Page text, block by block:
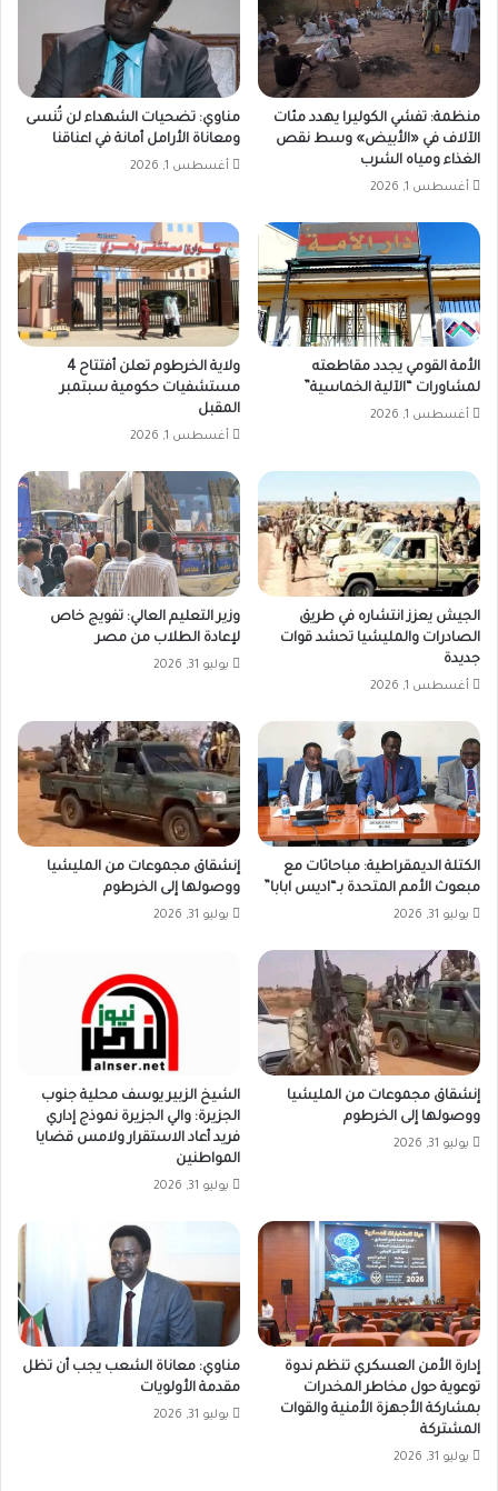
منظمة: تفشي الكوليرا يهدد مئات
الآلاف في «الأبيض» وسط نقص
الغذاء ومياه الشرب
أغسطس 1, 2026
مناوي: تضحيات الشهداء لن تُنسى
ومعاناة الأرامل أمانة في اعناقنا
أغسطس 1, 2026
الأمة القومي يجدد مقاطعته
لمشاورات “الآلية الخماسية”
أغسطس 1, 2026
ولاية الخرطوم تعلن أفتتاح 4
مستشفيات حكومية سبتمبر
المقبل
أغسطس 1, 2026
الجيش يعزز انتشاره في طريق
الصادرات والمليشيا تحشد قوات
جديدة
أغسطس 1, 2026
وزير التعليم العالي: تفويج خاص
لإعادة الطلاب من مصر
يوليو 31, 2026
الكتلة الديمقراطية: مباحاثات مع
مبعوث الأمم المتحدة بـ“اديس ابابا”
يوليو 31, 2026
إنشقاق مجموعات من المليشيا
ووصولها إلى الخرطوم
يوليو 31, 2026
إنشقاق مجموعات من المليشيا
ووصولها إلى الخرطوم
يوليو 31, 2026
الشيخ الزبير يوسف محلية جنوب
الجزيرة: والي الجزيرة نموذج إداري
فريد أعاد الاستقرار ولامس قضايا
المواطنين
يوليو 31, 2026
إدارة الأمن العسكري تنظم ندوة
توعوية حول مخاطر المخدرات
بمشاركة الأجهزة الأمنية والقوات
المشتركة
يوليو 31, 2026
مناوي: معاناة الشعب يجب أن تظل
مقدمة الأولويات
يوليو 31, 2026